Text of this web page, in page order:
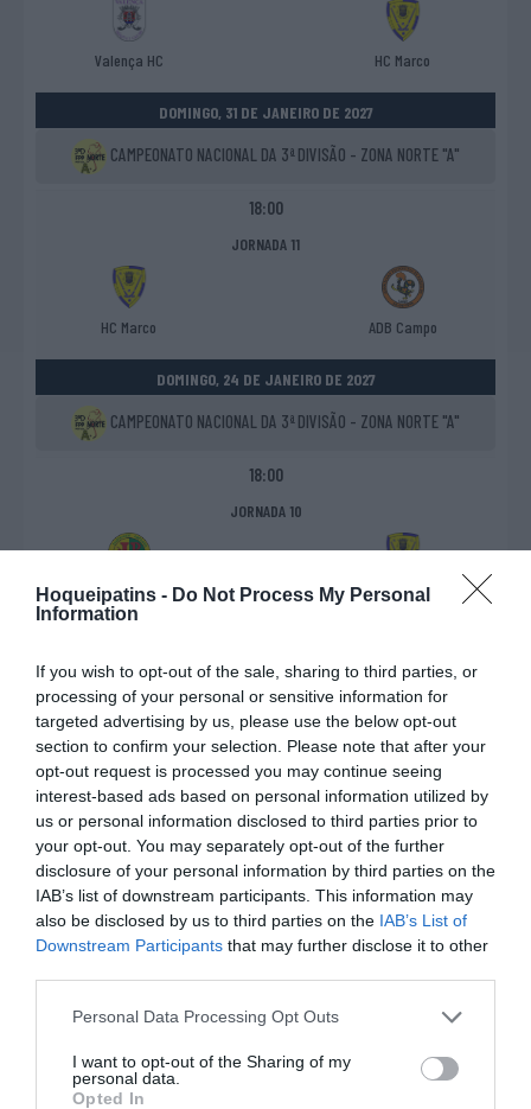
Hoqueipatins - Do Not Process My Personal
Information
If you wish to opt-out of the sale, sharing to third parties, or
processing of your personal or sensitive information for
targeted advertising by us, please use the below opt-out
section to confirm your selection. Please note that after your
opt-out request is processed you may continue seeing
interest-based ads based on personal information utilized by
us or personal information disclosed to third parties prior to
your opt-out. You may separately opt-out of the further
disclosure of your personal information by third parties on the
IAB’s list of downstream participants. This information may
also be disclosed by us to third parties on the IAB’s List of
Downstream Participants that may further disclose it to other
Personal Data Processing Opt Outs
I want to opt-out of the Sharing of my
personal data.
Opted In
Valença HC HC Marco
DOMINGO, 31 DE JANEIRO DE 2027
CAMPEONATO NACIONAL DA 3ª DIVISÃO - ZONA NORTE "A"
18:00
JORNADA 11
HC Marco ADB Campo
DOMINGO, 24 DE JANEIRO DE 2027
CAMPEONATO NACIONAL DA 3ª DIVISÃO - ZONA NORTE "A"
18:00
JORNADA 10
Juventude Pacense "B" HC Marco
CAMPEONATO NACIONAL DA 3ª DIVISÃO - ZONA NORTE "A"
18:00
JORNADA 9
HC Marco HC Maia
DOMINGO, 13 DE DEZEMBRO DE 2026
CAMPEONATO NACIONAL DA 3ª DIVISÃO - ZONA NORTE "A"
18:00